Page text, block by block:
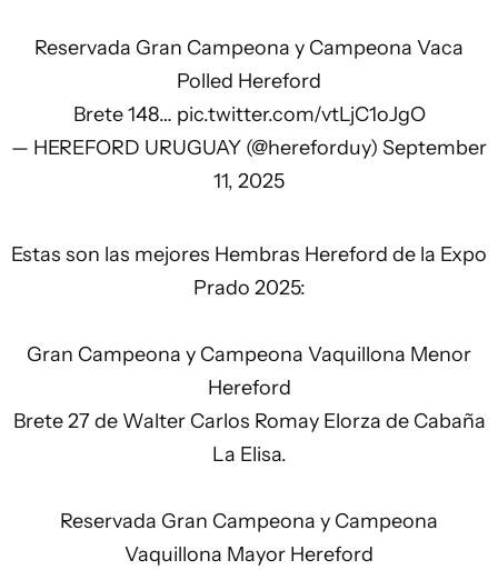
Reservada Gran Campeona y Campeona Vaca
Polled Hereford
Brete 148… pic.twitter.com/vtLjC1oJgO
— HEREFORD URUGUAY (@hereforduy) September
11, 2025
Estas son las mejores Hembras Hereford de la Expo
Prado 2025:
Gran Campeona y Campeona Vaquillona Menor
Hereford
Brete 27 de Walter Carlos Romay Elorza de Cabaña
La Elisa.
Reservada Gran Campeona y Campeona
Vaquillona Mayor Hereford